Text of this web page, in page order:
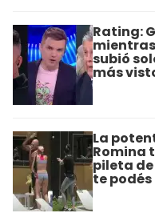
Rating:
subió
más
La
Romina
pileta de
te